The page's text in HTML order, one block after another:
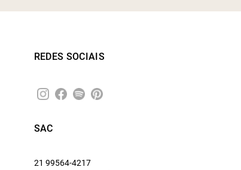
REDES SOCIAIS
SAC
21 99564-4217